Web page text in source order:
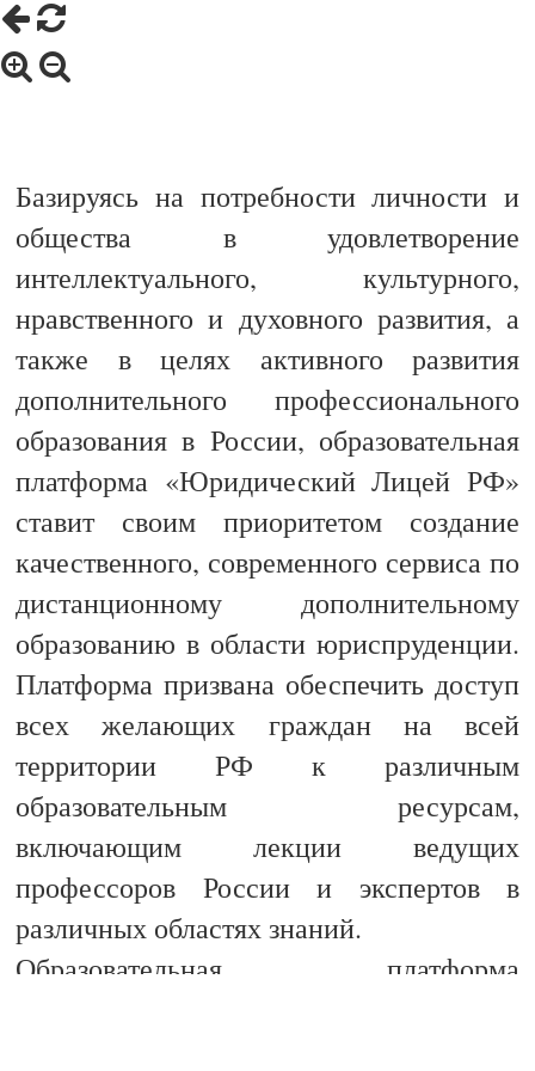
Базируясь на потребности личности и
общества в удовлетворение
интеллектуального, культурного,
нравственного и духовного развития, а
также в целях активного развития
дополнительного профессионального
образования в России, образовательная
платформа «Юридический Лицей РФ»
ставит своим приоритетом создание
качественного, современного сервиса по
дистанционному дополнительному
образованию в области юриспруденции.
Платформа призвана обеспечить доступ
всех желающих граждан на всей
территории РФ к различным
образовательным ресурсам,
включающим лекции ведущих
профессоров России и экспертов в
различных областях знаний.
Образовательная платформа